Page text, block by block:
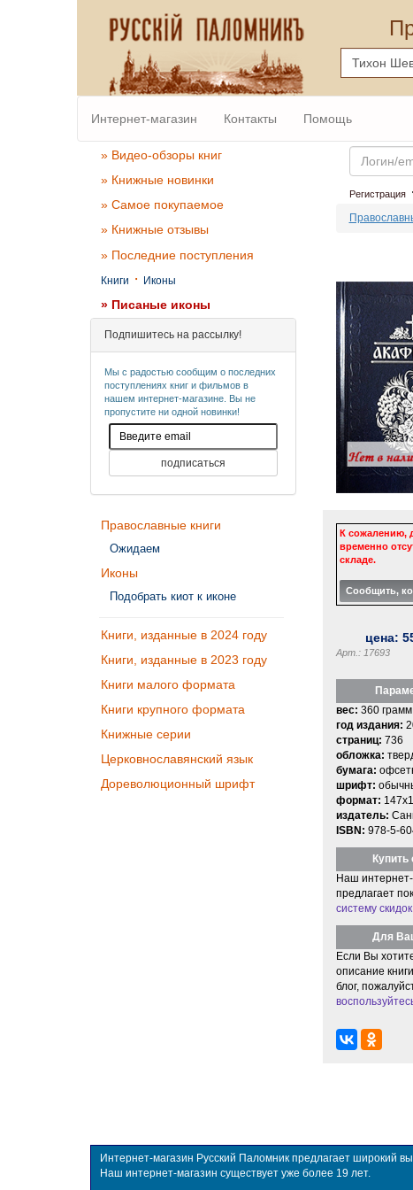
Интернет-магазин Контакты Помощь
» Видео-обзоры книг
» Книжные новинки
» Самое покупаемое
» Книжные отзывы
» Последние поступления
Книги · Иконы
» Писаные иконы
Подпишитесь на рассылку!
Мы с радостью сообщим о последних
поступлениях книг и фильмов в
нашем интернет-магазине. Вы не
пропустите ни одной новинки!
Православные книги
Ожидаем
Иконы
Подобрать киот к иконе
Книги, изданные в 2024 году
Книги, изданные в 2023 году
Книги малого формата
Книги крупного формата
Книжные серии
Церковнославянский язык
Дореволюционный шрифт
Email
Регистрация·
К сожалению,
временно
складе.
цена:
Арт.: 17693
вес: 360 грамм
год издания:
страниц: 736
обложка:
бумага:
шрифт:
формат:
издатель:
ISBN: 978-5-
Купить
Наш интернет-
предлагает
систему
Для
Если Вы
описание
блог,
Интернет-магазин Русский Паломник предлагает широкий
Наш интернет-магазин существует уже более 19 лет.